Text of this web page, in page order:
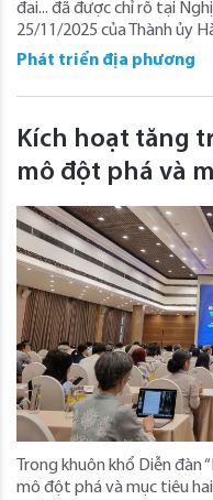
đai... đã được chỉ rõ tại
25/11/2025 của Thành ủy
Phát triển địa phương
Kích hoạt tăng
mô đột phá và
Trong khuôn khổ Diễn
mô đột phá và mục tiêu